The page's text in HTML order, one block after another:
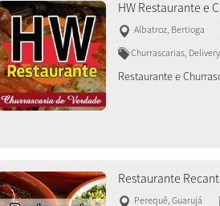
HW Restaurante e
Albatroz, Bertioga
Churrascarias,
Restaurante e
Restaurante
Perequê,Guarujá